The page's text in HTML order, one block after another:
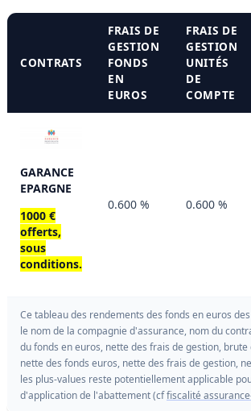
CONTRATS
FRAIS DE
GESTION
FONDS
EN
EUROS
FRAIS DE
GESTION
UNITÉS
DE
COMPTE
GARANCE
EPARGNE
1000 €
offerts,
sous
conditions.
0.600 % 0.600 %
Ce tableau des rendements des fonds en euros
le nom de la compagnie d'assurance, nom du
du fonds en euros, nette des frais de gestion,
nette des fonds euros, nette des frais de gestion,
les plus-values reste potentiellement applicable
d'application de l'abattement (cffiscalité